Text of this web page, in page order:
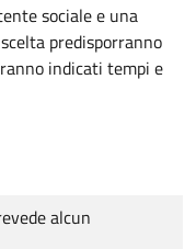
sociale e una
predisporranno
indicati tempi e
alcun